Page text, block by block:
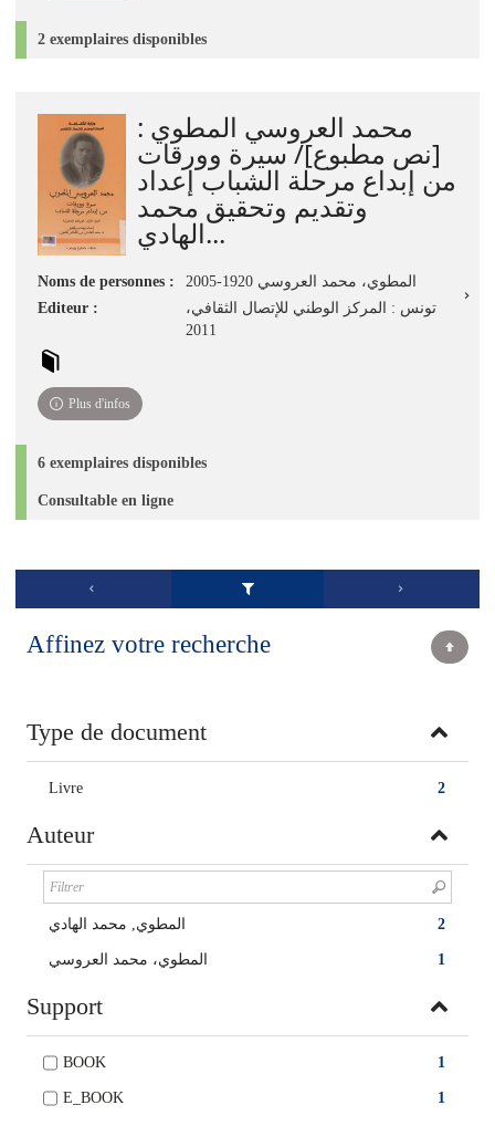
2 exemplaires disponibles
محمد العروسي المطوي :
[نص مطبوع]/ سيرة وورقات
من إبداع مرحلة الشباب إعداد
وتقديم وتحقيق محمد
الهادي...
Noms de personnes :
المطوي، محمد العروسي 1920-2005
Editeur :
تونس : المركز الوطني للإتصال الثقافي‏،
Plus d'infos
6 exemplaires disponibles
Consultable en ligne
Affinez votre recherche
Type de document
2
Livre
Auteur
2 المطوي, محمد الهادي
1 المطوي، محمد العروسي
Support
1
BOOK
1
E_BOOK